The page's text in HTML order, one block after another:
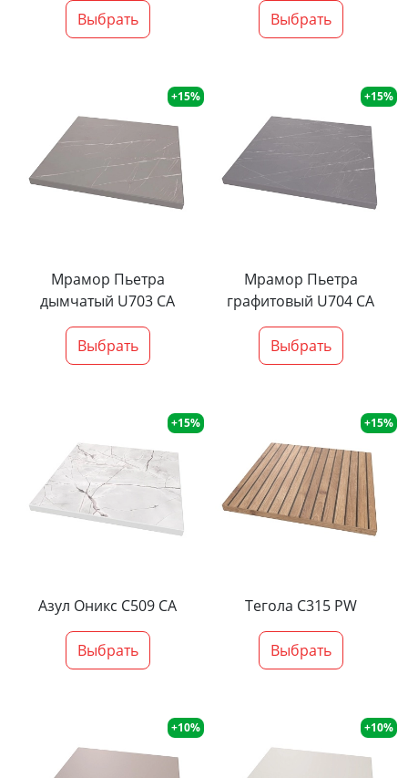
Выбрать Выбрать
+15%
Мрамор Пьетра
дымчатый U703 CA
Выбрать
+15%
Мрамор Пьетра
графитовый U704 CA
Выбрать
+15%
Азул Оникс С509 СА
Выбрать
+15%
Тегола С315 PW
Выбрать
+10% +10%